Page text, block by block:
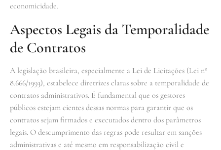
economicidade.
Aspectos Legais da Temporalidade
de Contratos
A legislação brasileira, especialmente a Lei de Licitações (Lei nº
8.666/1993), estabelece diretrizes claras sobre a temporalidade de
contratos administrativos. É fundamental que os gestores
públicos estejam cientes dessas normas para garantir que os
contratos sejam firmados e executados dentro dos parâmetros
legais. O descumprimento das regras pode resultar em sanções
administrativas e até mesmo em responsabilização civil e